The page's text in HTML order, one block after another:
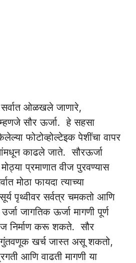
ओळखले जाणारे,
सौर ऊर्जा. हे सहसा
फोटोव्होल्टेइक पेशींचा वापर
काढले जाते. सौरऊर्जा
प्रमाणात वीज पुरवण्यास
मोठा फायदा त्याच्या
पृथ्वीवर सर्वत्र चमकतो आणि
जागतिक ऊर्जा मागणी पूर्ण
निर्माण करू शकते. सौर
गुंतवणूक खर्च जास्त असू शकतो,
आणि वाढती मागणी या